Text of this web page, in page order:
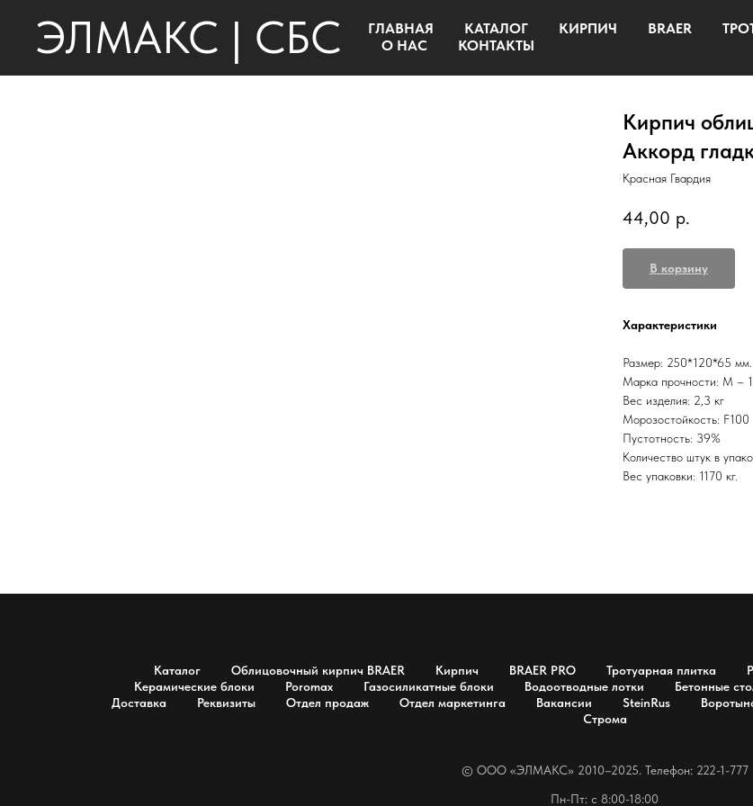
ЭЛМАКС | СБС ГЛАВНАЯ КАТАЛОГ КИРПИЧ BRAER
О НАС
КОНТАКТЫ
Кирпич
Аккорд
Красная Гвардия
44,00 р.
В корзину
Характеристики
Размер: 250*120*65 мм.
Марка прочности: М –
Вес изделия: 2,3 кг
Морозостойкость: F100
Пустотность: 39%
Количество штук в
Вес упаковки: 1170 кг.
Каталог Облицовочный кирпич BRAER Кирпич BRAER PRO Тротуарная плитка
Керамические блоки
Poromax Газосиликатные блоки Водоотводные лотки Бетонные
Доставка
Реквизиты Отдел продаж Отдел маркетинга Вакансии SteinRus
Строма
© OOO «ЭЛМАКС» 2010–2025. Телефон: 222-1-777
Пн-Пт: с 8:00-18:00